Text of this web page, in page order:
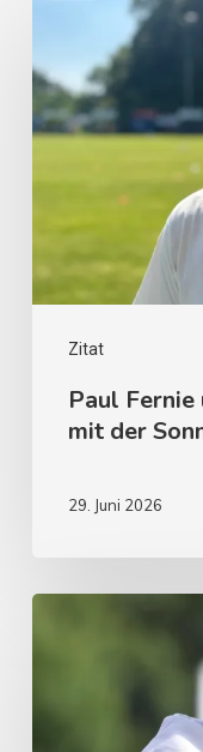
Zitat
Paul
mit der
29. Juni 2026